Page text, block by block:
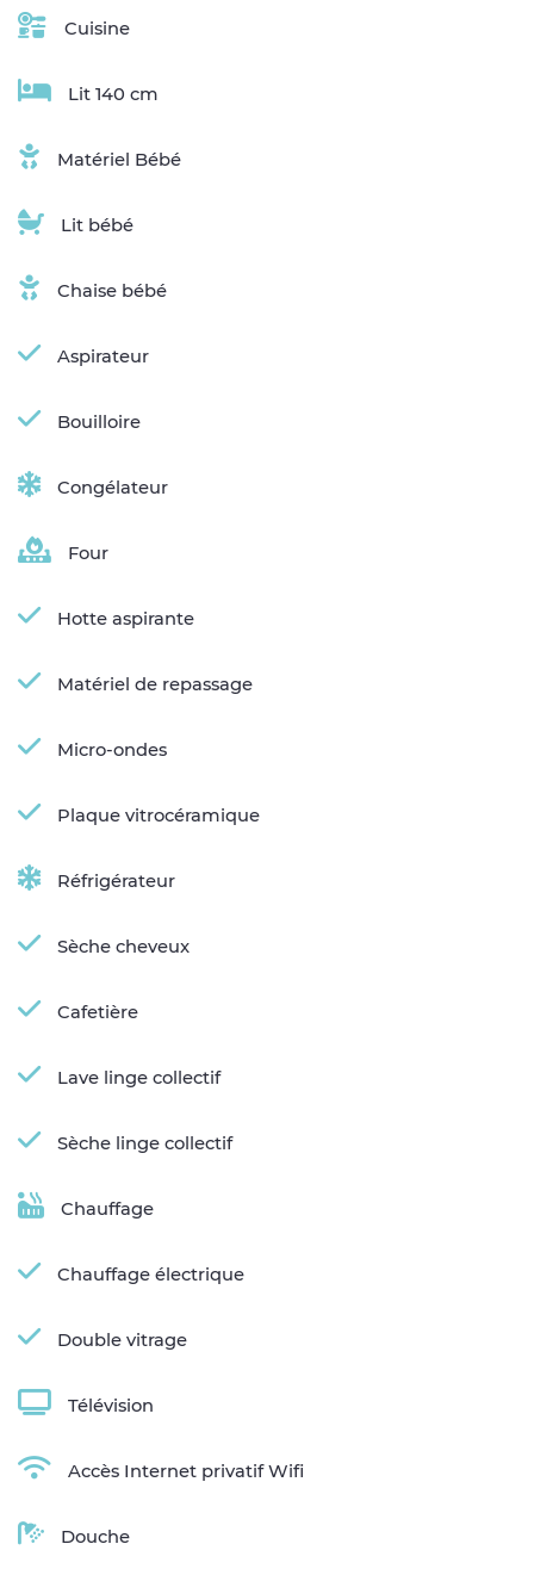
Cuisine
Lit 140 cm
Matériel Bébé
Lit bébé
Chaise bébé
Aspirateur
Bouilloire
Congélateur
Four
Hotte aspirante
Matériel de repassage
Micro-ondes
Plaque vitrocéramique
Réfrigérateur
Sèche cheveux
Cafetière
Lave linge collectif
Sèche linge collectif
Chauffage
Chauffage électrique
Double vitrage
Télévision
Accès Internet privatif Wifi
Douche